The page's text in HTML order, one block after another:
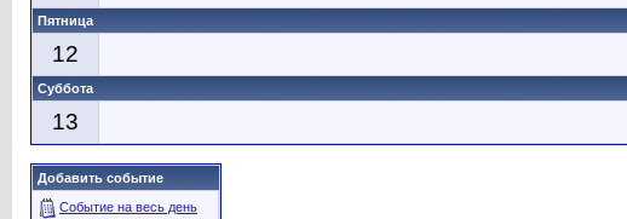
Пятница
12
Суббота
13
Добавить событие
Событие на весь день